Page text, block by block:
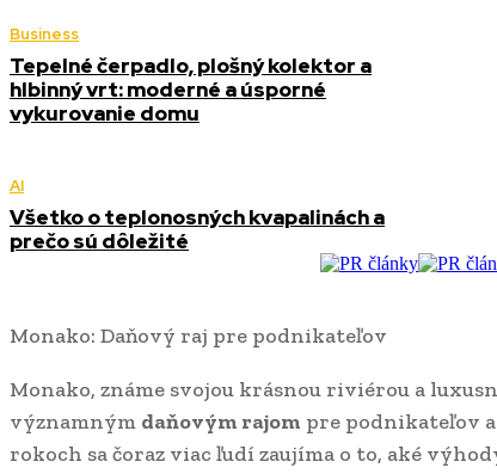
Business
Tepelné čerpadlo, plošný kolektor a
hlbinný vrt: moderné a úsporné
vykurovanie domu
AI
Všetko o teplonosných kvapalinách a
prečo sú dôležité
Monako: Daňový raj pre podnikateľov
Monako, známe svojou krásnou riviérou a
významným daňovým rajom pre podnikateľov
rokoch sa čoraz viac ľudí zaujíma o to, aké